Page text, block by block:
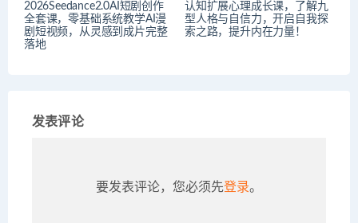
2026Seedance2.0AI短剧创作
全套课，零基础系统教学AI漫
剧短视频，从灵感到成片完整
落地
认知扩展心理成长课，了解九
型人格与自信力，开启自我探
索之路，提升内在力量！
发表评论
要发表评论，您必须先登录。